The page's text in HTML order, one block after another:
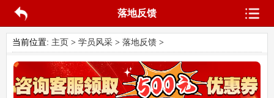
落地反馈
当前位置: 主页 > 学员风采> 落地反馈>